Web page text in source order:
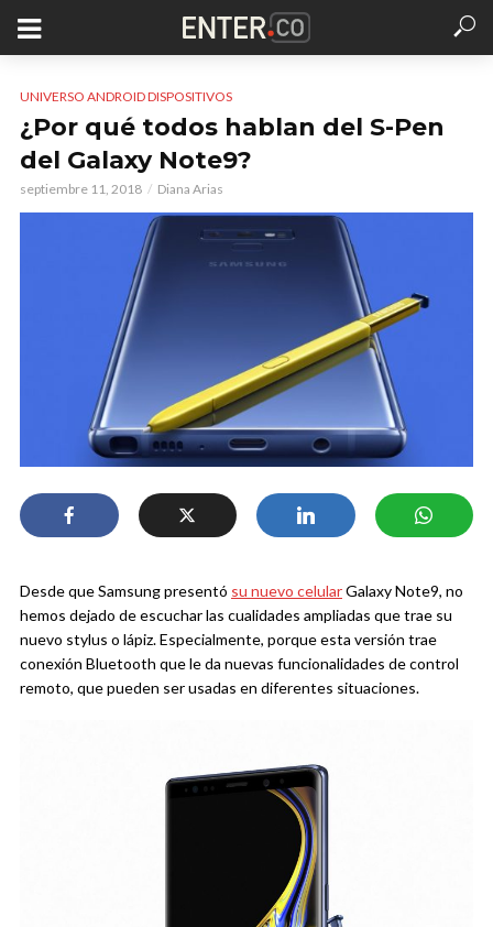
UNIVERSO ANDROID DISPOSITIVOS
¿Por qué todos hablan del S-Pen
del Galaxy Note9?
septiembre 11, 2018 Diana Arias
Desde que Samsung presentó su nuevo celularGalaxy Note9, no
hemos dejado de escuchar las cualidades ampliadas que trae su
nuevo stylus o lápiz. Especialmente, porque esta versión trae
conexión Bluetooth que le da nuevas funcionalidades de control
remoto, que pueden ser usadas en diferentes situaciones.